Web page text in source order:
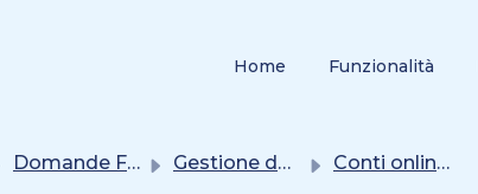
Home
Funzionalità
Domande Frequenti (FAQ) Gestione dei conti Conti online (collegati con la banca)